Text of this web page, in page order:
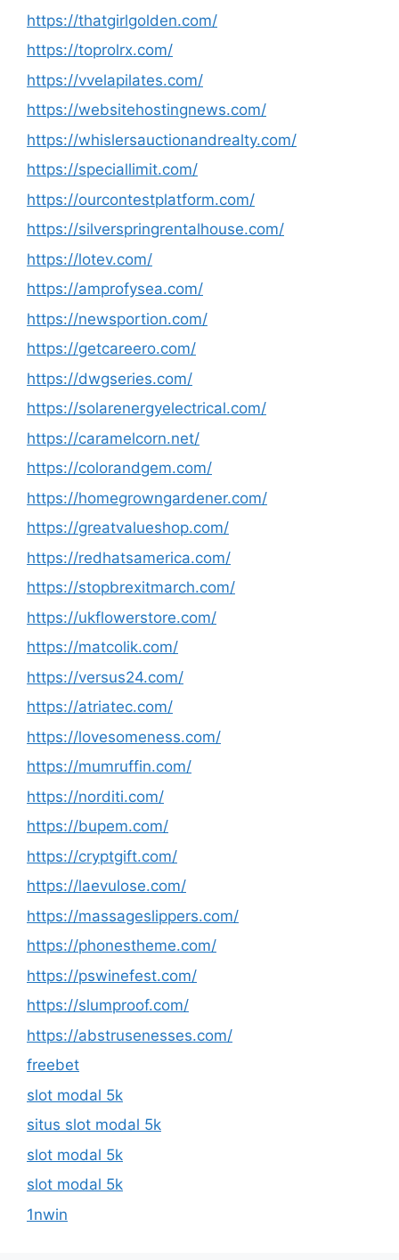
https://thatgirlgolden.com/
https://toprolrx.com/
https://vvelapilates.com/
https://websitehostingnews.com/
https://whislersauctionandrealty.com/
https://speciallimit.com/
https://ourcontestplatform.com/
https://silverspringrentalhouse.com/
https://lotev.com/
https://amprofysea.com/
https://newsportion.com/
https://getcareero.com/
https://dwgseries.com/
https://solarenergyelectrical.com/
https://caramelcorn.net/
https://colorandgem.com/
https://homegrowngardener.com/
https://greatvalueshop.com/
https://redhatsamerica.com/
https://stopbrexitmarch.com/
https://ukflowerstore.com/
https://matcolik.com/
https://versus24.com/
https://atriatec.com/
https://lovesomeness.com/
https://mumruffin.com/
https://norditi.com/
https://bupem.com/
https://cryptgift.com/
https://laevulose.com/
https://massageslippers.com/
https://phonestheme.com/
https://pswinefest.com/
https://slumproof.com/
https://abstrusenesses.com/
freebet
slot modal 5k
situs slot modal 5k
slot modal 5k
slot modal 5k
1nwin